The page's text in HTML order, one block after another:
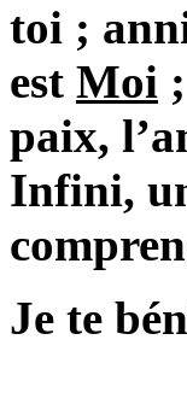
toi ;
est Moi
paix,
Infini,
Je te